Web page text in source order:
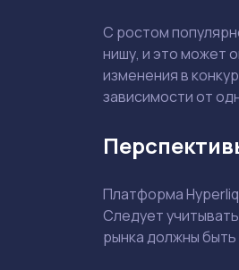
С ростом
нишу, и это может
изменения в
зависимости от
Платформа
Следует
рынка должны